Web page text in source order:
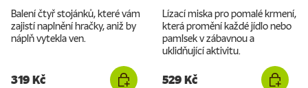
Balení čtyř stojánků, které vám
zajistí naplnění hračky, aniž by
náplň vytekla ven.
319 Kč
Lízací miska pro pomalé krmení,
která promění každé jídlo nebo
pamlsek v zábavnou a
uklidňující aktivitu.
529 Kč